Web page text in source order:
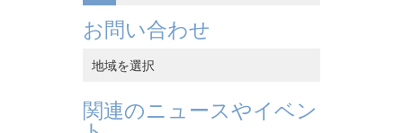
お問い合わせ
地域を選択
中国香港
関連のニュースやイベン